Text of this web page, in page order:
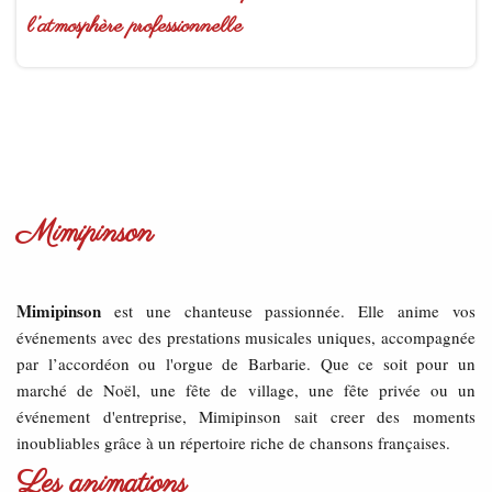
l’atmosphère professionnelle
Mimipinson
Mimipinson est une chanteuse passionnée. Elle anime vos
événements avec des prestations musicales uniques, accompagnée
par l’accordéon ou l'orgue de Barbarie. Que ce soit pour un
marché de Noël, une fête de village, une fête privée ou un
événement d'entreprise, Mimipinson sait creer des moments
inoubliables grâce à un répertoire riche de chansons françaises.